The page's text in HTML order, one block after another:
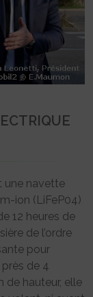
une navette
ion (LiFeP04)
12 heures de
de l’ordre
pour
près de 4
de hauteur, elle